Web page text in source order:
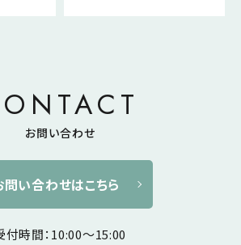
お問い合わせ
問い合わせはこちら
付時間：10:00～15:00